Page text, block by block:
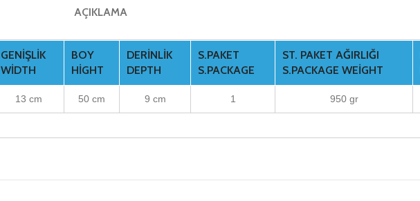
AÇIKLAMA
GENIŞLIK
WIDTH
BOY
HIGHT
DERINLIK
DEPTH
S.PAKET
S.PACKAGE
ST. PAKET AĞIRLIĞI
S.PACKAGE WEIGHT
13 cm 50 cm 9 cm 1 950 gr